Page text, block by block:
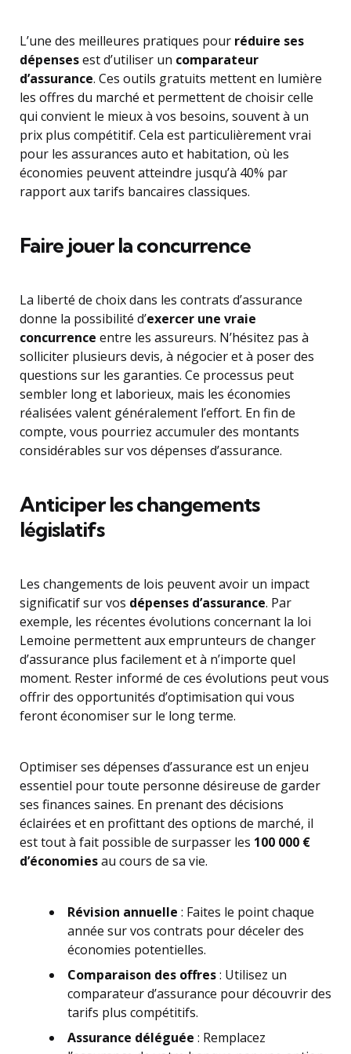
L’une des meilleures pratiques pour réduire ses
dépensesest d’utiliser un comparateur
d’assurance. Ces outils gratuits mettent en lumière
les offres du marché et permettent de choisir celle
qui convient le mieux à vos besoins, souvent à un
prix plus compétitif. Cela est particulièrement vrai
pour les assurances auto et habitation, où les
économies peuvent atteindre jusqu’à 40% par
rapport aux tarifs bancaires classiques.
Faire jouer la concurrence
La liberté de choix dans les contrats d’assurance
donne la possibilité d’exercer une vraie
concurrence entre les assureurs. N’hésitez pas à
solliciter plusieurs devis, à négocier et à poser des
questions sur les garanties. Ce processus peut
sembler long et laborieux, mais les économies
réalisées valent généralement l’effort. En fin de
compte, vous pourriez accumuler des montants
considérables sur vos dépenses d’assurance.
Anticiper les changements
législatifs
Les changements de lois peuvent avoir un impact
significatif sur vos dépenses d’assurance. Par
exemple, les récentes évolutions concernant la loi
Lemoine permettent aux emprunteurs de changer
d’assurance plus facilement et à n’importe quel
moment. Rester informé de ces évolutions peut vous
offrir des opportunités d’optimisation qui vous
feront économiser sur le long terme.
Optimiser ses dépenses d’assurance est un enjeu
essentiel pour toute personne désireuse de garder
ses finances saines. En prenant des décisions
éclairées et en profittant des options de marché, il
est tout à fait possible de surpasser les 100 000 €
d’économiesau cours de sa vie.
Révision annuelle : Faites le point chaque
année sur vos contrats pour déceler des
économies potentielles.
Comparaison des offres: Utilisez un
comparateur d’assurance pour découvrir des
tarifs plus compétitifs.
Assurance déléguée : Remplacez